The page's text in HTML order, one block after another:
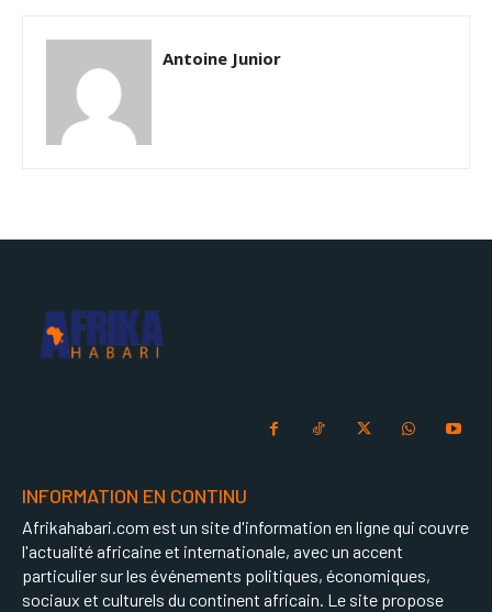
Antoine Junior
INFORMATION EN CONTINU
Afrikahabari.com est un site d'information en ligne qui couvre
l'actualité africaine et internationale, avec un accent
particulier sur les événements politiques, économiques,
sociaux et culturels du continent africain. Le site propose